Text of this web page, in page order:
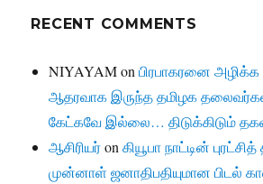
RECENT COMMENTS
NIYAYAMonபிரபாகரனை அழிக்க
ஆதரவாக இருந்த தமிழக
கேட்கவே இல்லை… திடுக்கிடும்
ஆசிரியர்onகியூபா நாட்டின்
முன்னாள் ஜனாதிபதியுமான பிடல்